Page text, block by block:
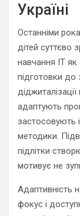
Україні
Останніми
дітей суттєво
навчання IT як
підготовки до
адаптують
застосовують
методики.
підлітки
мотивує не
Адаптивність
фокус і